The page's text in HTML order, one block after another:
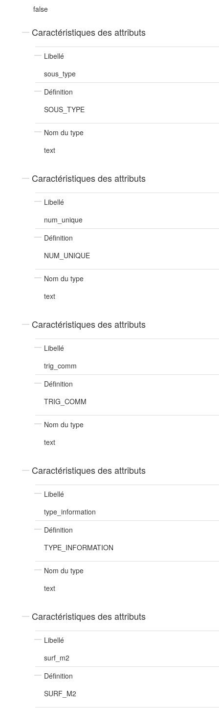
false
Caractéristiques des attributs
Libellé
sous_type
Définition
SOUS_TYPE
Nom du type
text
Caractéristiques des attributs
Libellé
num_unique
Définition
NUM_UNIQUE
Nom du type
text
Caractéristiques des attributs
Libellé
trig_comm
Définition
TRIG_COMM
Nom du type
text
Caractéristiques des attributs
Libellé
type_information
Définition
TYPE_INFORMATION
Nom du type
text
Caractéristiques des attributs
Libellé
surf_m2
Définition
SURF_M2